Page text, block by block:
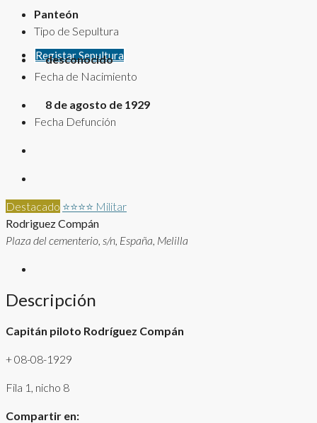
Registar Sepultura
Panteón
Tipo de Sepultura
desconocido
Fecha de Nacimiento
8 de agosto de 1929
Fecha Defunción
Destacado ⭐⭐⭐⭐ Militar
Rodriguez Compán
Plaza del cementerio, s/n, España, Melilla
Descripción
Capitán piloto Rodríguez Compán
+ 08-08-1929
Fila 1, nicho 8
Compartir en: